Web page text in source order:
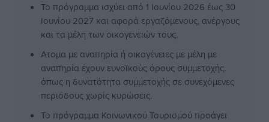
Το πρόγραμμα ισχύει από 1 Ιουνίου 2026 έως 30
Ιουνίου 2027 και αφορά εργαζόμενους, ανέργους
και τα μέλη των οικογενειών τους.
Ατομα με αναπηρία ή οικογένειες με μέλη με
αναπηρία έχουν ευνοϊκούς όρους συμμετοχής,
όπως η δυνατότητα συμμετοχής σε συνεχόμενες
περιόδους χωρίς κυρώσεις.
Το πρόγραμμα Κοινωνικού Τουρισμού προάγει